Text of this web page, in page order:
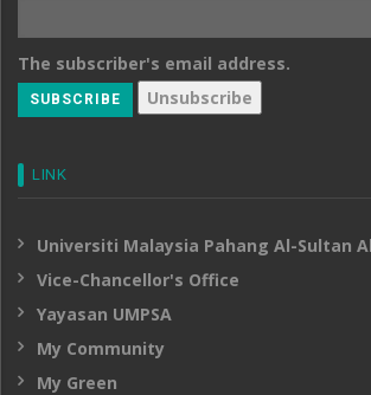
The subscriber's email address.
LINK
Universiti Malaysia Pahang Al-Sultan
Vice-Chancellor's Office
Yayasan UMPSA
My Community
My Green